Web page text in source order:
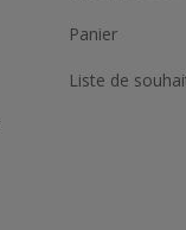
Panier
Liste de